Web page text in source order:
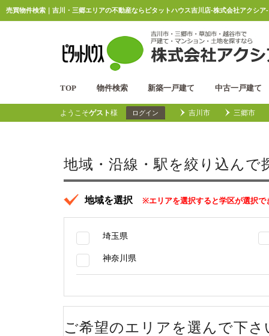
売買物件検索｜吉川・三郷エリアの不動産ならピタットハウス吉川店-株式会社アクシア-
TOP 物件検索 新築一戸建て 中古一戸建て
ようこそゲスト様 ログイン 吉川市 三郷市
地域・沿線・駅を絞り込んで
地域を選択 ※エリアを選択すると学区が選択で
埼玉県
神奈川県
ご希望のエリアを選んで下さ